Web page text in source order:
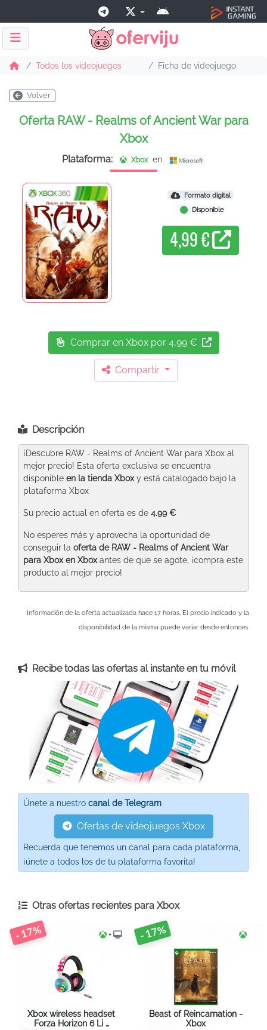
Todos los videojuegos Ficha de videojuego
Volver
Oferta RAW - Realms of Ancient War para
Xbox
Plataforma: Xbox en
Formato digital
Disponible
4,99 €
Comprar en Xbox por 4,99 €
Compartir
Descripción
¡Descubre RAW - Realms of Ancient War para Xbox al
mejor precio! Esta oferta exclusiva se encuentra
disponible en la tienda Xboxy está catalogado bajo la
plataforma Xbox
Su precio actual en oferta es de 4.99 €
No esperes más y aprovecha la oportunidad de
conseguir la oferta de RAW - Realms of Ancient War
para Xboxen Xboxantes de que se agote, ¡compra este
producto al mejor precio!
Información de la oferta actualizada hace 17 horas. El precio indicado y la
disponibilidad de la misma puede variar desde entonces.
Recibe todas las ofertas al instante en tu móvil
Únete a nuestro canal de Telegram
Ofertas de videojuegos Xbox
Recuerda que tenemos un canal para cada plataforma,
¡únete a todos los de tu plataforma favorita!
Otras ofertas recientes para Xbox
- 17% +
Xbox wireless headset
Forza Horizon 6 Li …
- 17%
Beast of Reincarnation -
Xbox